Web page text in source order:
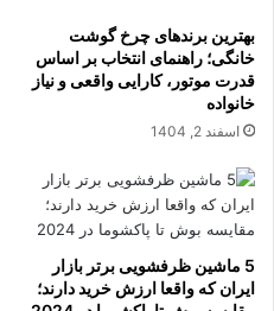
بهترین برندهای چرخ گوشت
خانگی؛ راهنمای انتخاب بر اساس
قدرت موتور، کارایی واقعی و نیاز
خانواده
اسفند 2, 1404
5 ماشین ظرفشویی برتر بازار
ایران که واقعا ارزش خرید دارند؛